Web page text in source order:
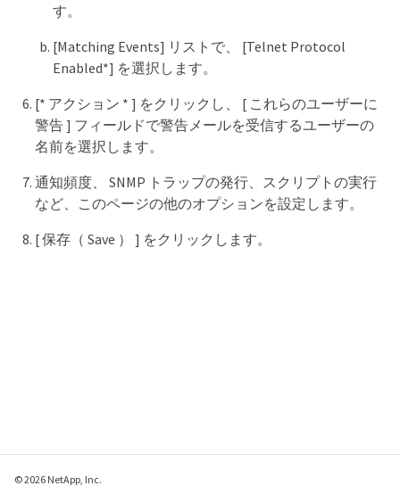
す。
[Matching Events] リストで、 [Telnet Protocol
Enabled*] を選択します。
[* アクション * ] をクリックし、 [ これらのユーザーに
警告 ] フィールドで警告メールを受信するユーザーの
名前を選択します。
通知頻度、 SNMP トラップの発行、スクリプトの実行
など、このページの他のオプションを設定します。
[ 保存（ Save ） ] をクリックします。
© 2026 NetApp, Inc.